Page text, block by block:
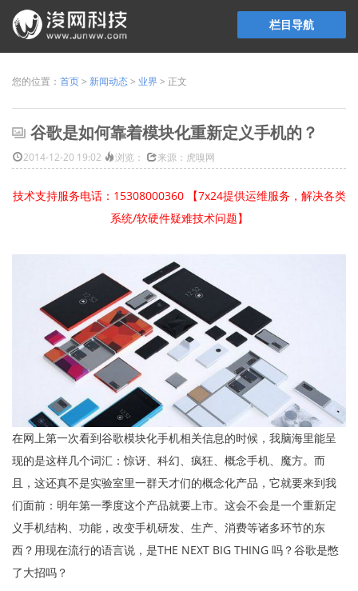
栏目导航
您的位置： 首页> 新闻动态> 业界 > 正文
谷歌是如何靠着模块化重新定义手机的？
2014-12-20 19:02 浏览： 来源：虎嗅网
技术支持服务电话：15308000360 【7x24提供运维服务，解决各类
系统/软硬件疑难技术问题】
在网上第一次看到谷歌模块化手机相关信息的时候，我脑海里能呈
现的是这样几个词汇：惊讶、科幻、疯狂、概念手机、魔方。而
且，这还真不是实验室里一群天才们的概念化产品，它就要来到我
们面前：明年第一季度这个产品就要上市。这会不会是一个重新定
义手机结构、功能，改变手机研发、生产、消费等诸多环节的东
西？用现在流行的语言说，是THE NEXT BIG THING 吗？谷歌是憋
了大招吗？